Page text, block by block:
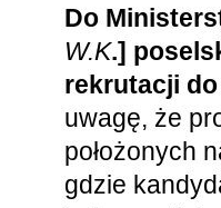
Do
W.K.]
rekrutacji
uwagę, że
położonych
gdzie